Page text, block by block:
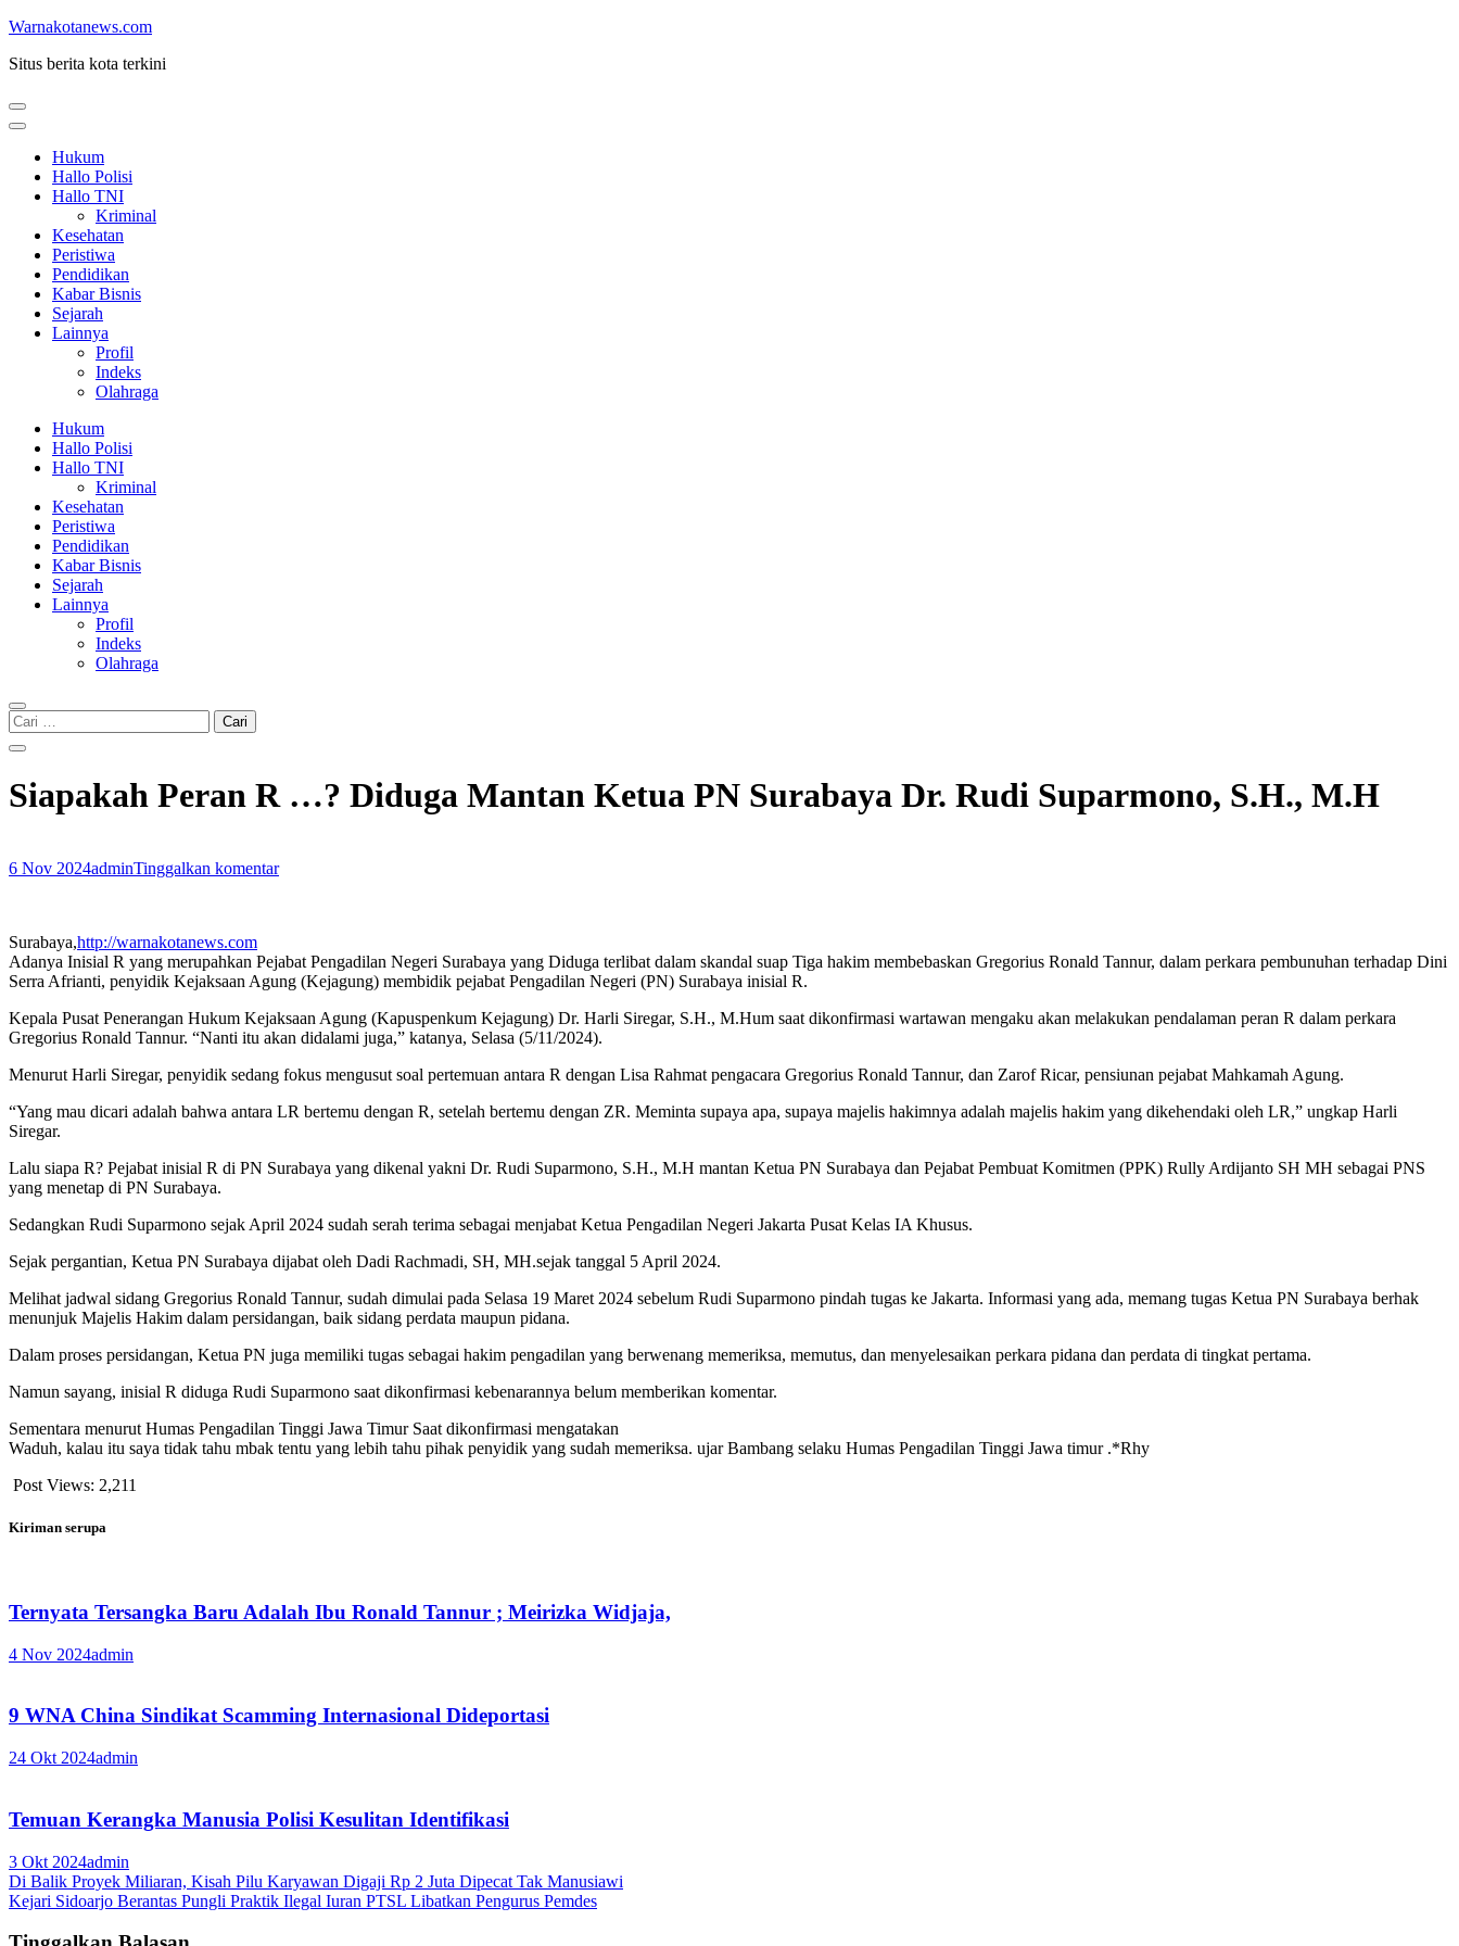
Lompat
konten
Enter)
Warnakotanews.com
Situs berita kota terkini
Hukum
Hallo Polisi
Hallo TNI
Kriminal
Kesehatan
Peristiwa
Pendidikan
Kabar Bisnis
Sejarah
Lainnya
Profil
Indeks
Olahraga
Hukum
Hallo Polisi
Hallo TNI
Kriminal
Kesehatan
Peristiwa
Pendidikan
Kabar Bisnis
Sejarah
Lainnya
Profil
Indeks
Olahraga
Cari
untuk:
Siapakah Peran R …? Diduga Mantan Ketua PN Surabaya Dr. Rudi Suparmono, S.H., M.H
6 Nov 2024adminTinggalkan komentar
Surabaya,http://warnakotanews.com
Adanya Inisial R yang merupahkan Pejabat Pengadilan Negeri Surabaya yang Diduga terlibat dalam skandal suap Tiga hakim membebaskan Gregorius Ronald Tannur, dalam perkara pembunuhan terhadap Dini
Serra Afrianti, penyidik Kejaksaan Agung (Kejagung) membidik pejabat Pengadilan Negeri (PN) Surabaya inisial R.
Kepala Pusat Penerangan Hukum Kejaksaan Agung (Kapuspenkum Kejagung) Dr. Harli Siregar, S.H., M.Hum saat dikonfirmasi wartawan mengaku akan melakukan pendalaman peran R dalam perkara
Gregorius Ronald Tannur. “Nanti itu akan didalami juga,” katanya, Selasa (5/11/2024).
Menurut Harli Siregar, penyidik sedang fokus mengusut soal pertemuan antara R dengan Lisa Rahmat pengacara Gregorius Ronald Tannur, dan Zarof Ricar, pensiunan pejabat Mahkamah Agung.
“Yang mau dicari adalah bahwa antara LR bertemu dengan R, setelah bertemu dengan ZR. Meminta supaya apa, supaya majelis hakimnya adalah majelis hakim yang dikehendaki oleh LR,” ungkap Harli
Siregar.
Lalu siapa R? Pejabat inisial R di PN Surabaya yang dikenal yakni Dr. Rudi Suparmono, S.H., M.H mantan Ketua PN Surabaya dan Pejabat Pembuat Komitmen (PPK) Rully Ardijanto SH MH sebagai PNS
yang menetap di PN Surabaya.
Sedangkan Rudi Suparmono sejak April 2024 sudah serah terima sebagai menjabat Ketua Pengadilan Negeri Jakarta Pusat Kelas IA Khusus.
Sejak pergantian, Ketua PN Surabaya dijabat oleh Dadi Rachmadi, SH, MH.sejak tanggal 5 April 2024.
Melihat jadwal sidang Gregorius Ronald Tannur, sudah dimulai pada Selasa 19 Maret 2024 sebelum Rudi Suparmono pindah tugas ke Jakarta. Informasi yang ada, memang tugas Ketua PN Surabaya berhak
menunjuk Majelis Hakim dalam persidangan, baik sidang perdata maupun pidana.
Dalam proses persidangan, Ketua PN juga memiliki tugas sebagai hakim pengadilan yang berwenang memeriksa, memutus, dan menyelesaikan perkara pidana dan perdata di tingkat pertama.
Namun sayang, inisial R diduga Rudi Suparmono saat dikonfirmasi kebenarannya belum memberikan komentar.
Sementara menurut Humas Pengadilan Tinggi Jawa Timur Saat dikonfirmasi mengatakan
Waduh, kalau itu saya tidak tahu mbak tentu yang lebih tahu pihak penyidik yang sudah memeriksa. ujar Bambang selaku Humas Pengadilan Tinggi Jawa timur .*Rhy
Post Views: 2,211
Kiriman serupa
Ternyata Tersangka Baru Adalah Ibu Ronald Tannur ; Meirizka Widjaja,
4 Nov 2024admin
9 WNA China Sindikat Scamming Internasional Dideportasi
24 Okt 2024admin
Temuan Kerangka Manusia Polisi Kesulitan Identifikasi
3 Okt 2024admin
Navigasi
pos
Di Balik Proyek Miliaran, Kisah Pilu Karyawan Digaji Rp 2 Juta Dipecat Tak Manusiawi
Kejari Sidoarjo Berantas Pungli Praktik Ilegal Iuran PTSL Libatkan Pengurus Pemdes